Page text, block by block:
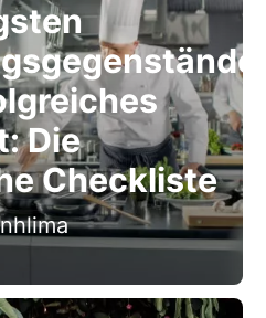
Die
Checkliste